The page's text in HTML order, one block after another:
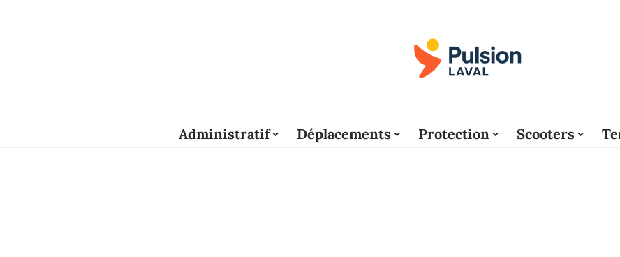
Administratif Déplacements Protection Scooters